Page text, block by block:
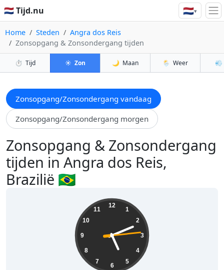
🇳🇱 Tijd.nu 🇳🇱▾
Home Steden
Angra dos Reis
Zonsopgang & Zonsondergang tijden
⏱️ Tijd ☀️ Zon 🌙 Maan 🌦️ Weer 💨
Zonsopgang/Zonsondergang vandaag
Zonsopgang/Zonsondergang morgen
Zonsopgang & Zonsondergang
tijden in Angra dos Reis,
Brazilië 🇧🇷
12
1
2
3
4
5
6
7
8
9
10
11